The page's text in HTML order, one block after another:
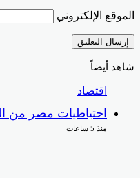
الموقع الإلكتروني
شاهد أيضاً
اقتصاد
احتياطيات مصر من النقد الأجنبي
منذ 5 ساعات